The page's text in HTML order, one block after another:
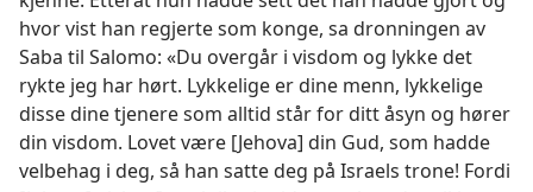
hvor vist han regjerte som konge, sa dronningen av
Saba til Salomo: «Du overgår i visdom og lykke det
rykte jeg har hørt. Lykkelige er dine menn, lykkelige
disse dine tjenere som alltid står for ditt åsyn og hører
din visdom. Lovet være [Jehova] din Gud, som hadde
velbehag i deg, så han satte deg på Israels trone! Fordi